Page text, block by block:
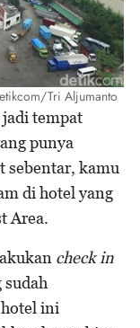
Tri Aljumanto
tempat
punya
sebentar, kamu
di hotel yang
Area.
check in
sudah
ini